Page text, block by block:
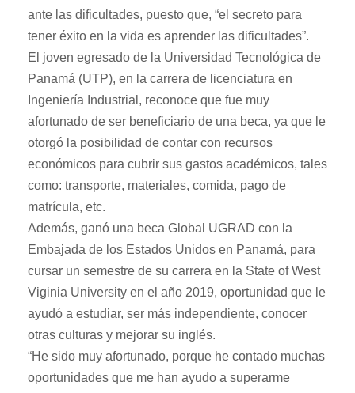
ante las dificultades, puesto que, “el secreto para
tener éxito en la vida es aprender las dificultades”.
El joven egresado de la Universidad Tecnológica de
Panamá (UTP), en la carrera de licenciatura en
Ingeniería Industrial, reconoce que fue muy
afortunado de ser beneficiario de una beca, ya que le
otorgó la posibilidad de contar con recursos
económicos para cubrir sus gastos académicos, tales
como: transporte, materiales, comida, pago de
matrícula, etc.
Además, ganó una beca Global UGRAD con la
Embajada de los Estados Unidos en Panamá, para
cursar un semestre de su carrera en la State of West
Viginia University en el año 2019, oportunidad que le
ayudó a estudiar, ser más independiente, conocer
otras culturas y mejorar su inglés.
“He sido muy afortunado, porque he contado muchas
oportunidades que me han ayudo a superarme